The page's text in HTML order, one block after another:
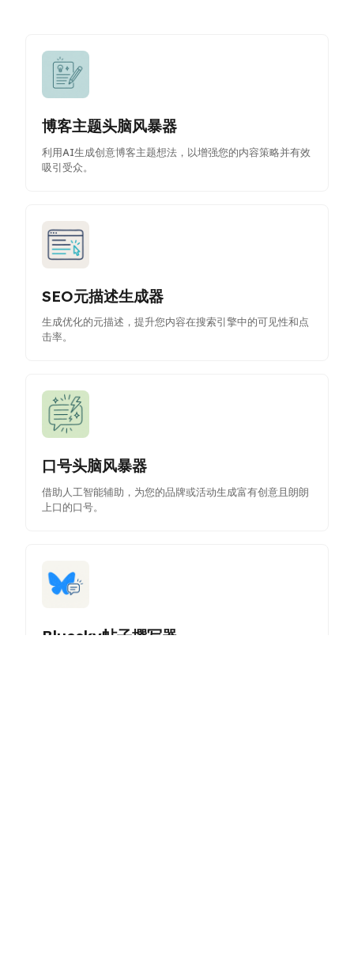
博客主题头脑风暴器
利用AI生成创意博客主题想法，以增强您的内容策略并有效
吸引受众。
SEO元描述生成器
生成优化的元描述，提升您内容在搜索引擎中的可见性和点
击率。
口号头脑风暴器
借助人工智能辅助，为您的品牌或活动生成富有创意且朗朗
上口的口号。
Bluesky帖子撰写器